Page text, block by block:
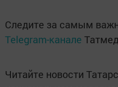
Следите за самым
Telegram-канале
Читайте новости